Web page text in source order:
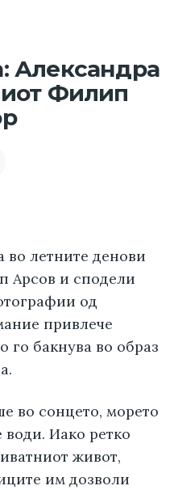
Александра
Филип
во летните денови
Арсов и сподели
од
привлече
го бакнува во образ
во сонцето, морето
Иако ретко
живот,
им дозволи